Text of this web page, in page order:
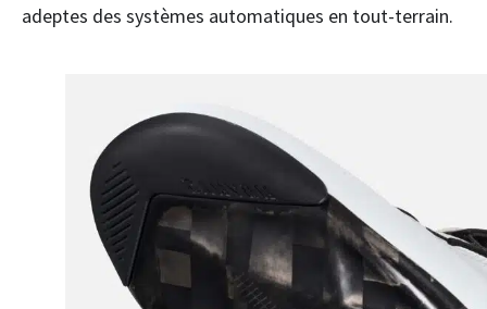
adeptes des systèmes automatiques en tout-terrain.